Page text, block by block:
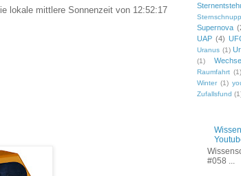
lokale mittlere Sonnenzeit von 12:52:17
Supernova
UAP (4)
Uranus (1)
(1)
Raumfahrt (1)
Winter (1)
Zufallsfund
#058 ...